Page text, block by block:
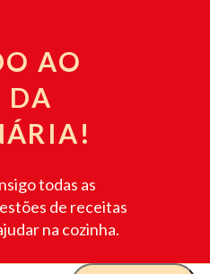
AO
DA
todas as
de receitas
na cozinha.